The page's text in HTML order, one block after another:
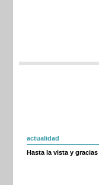
actualidad
Hasta la vista y gracias